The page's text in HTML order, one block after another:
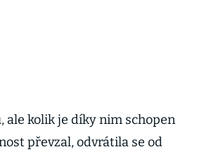
kolik je díky nim schopen
převzal, odvrátila se od